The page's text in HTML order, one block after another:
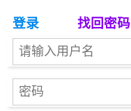
登录 找回密码